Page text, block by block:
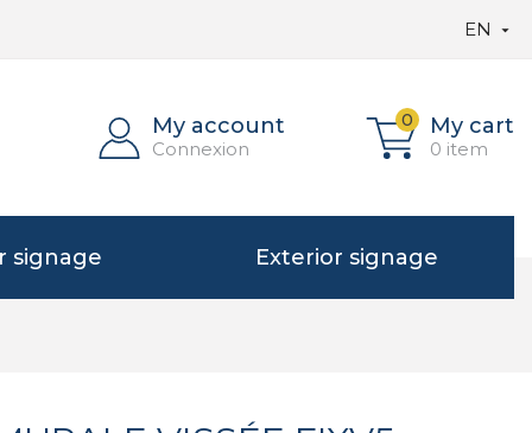
EN 
My account
Connexion
0 My cart
0 item
signage Exterior signage